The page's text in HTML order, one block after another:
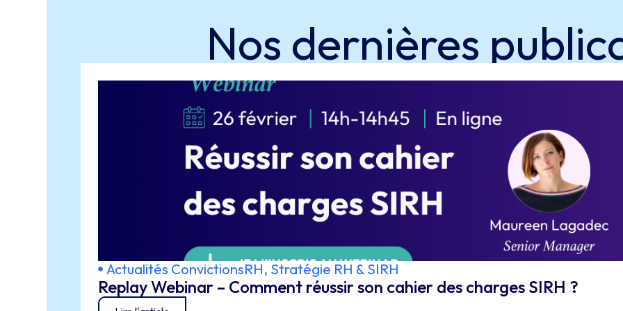
Nos dernières
Actualités ConvictionsRH, Stratégie RH & SIRH
Replay Webinar – Comment réussir son cahier des charges SIRH ?